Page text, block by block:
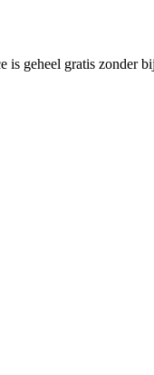
is geheel gratis zonder